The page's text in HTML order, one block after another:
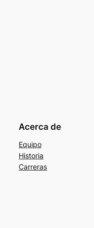
Acerca de
Equipo
Historia
Carreras